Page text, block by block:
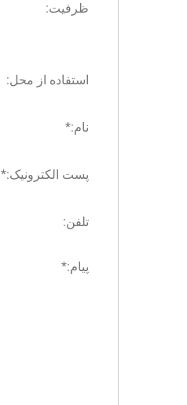
ظرفیت:
استفاده از محل:
نام:*
پست الکترونیک:*
تلفن:
پیام:*